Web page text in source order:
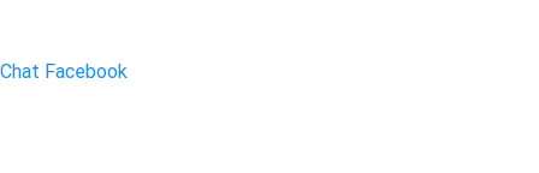
Chat Facebook